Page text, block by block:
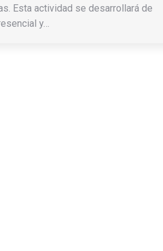
Esta actividad se desarrollará de
y…